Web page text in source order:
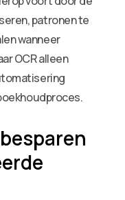
patronen te
wanneer
OCR alleen